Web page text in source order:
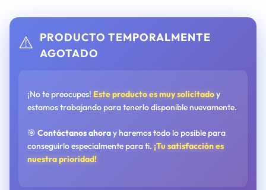
⚠️ PRODUCTO TEMPORALMENTE
AGOTADO
¡No te preocupes! Este producto es muy solicitadoy
estamos trabajando para tenerlo disponible nuevamente.
🎯 Contáctanos ahoray haremos todo lo posible para
conseguirlo especialmente para ti. ¡Tu satisfacción es
nuestra prioridad!